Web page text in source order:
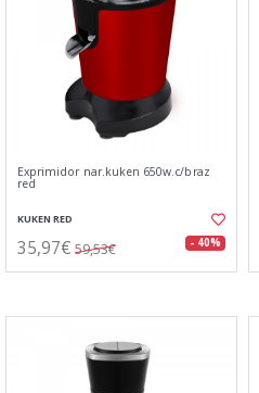
Exprimidor nar.kuken 650w.c/braz
red
KUKEN RED
35,97€ 59,53€ - 40%